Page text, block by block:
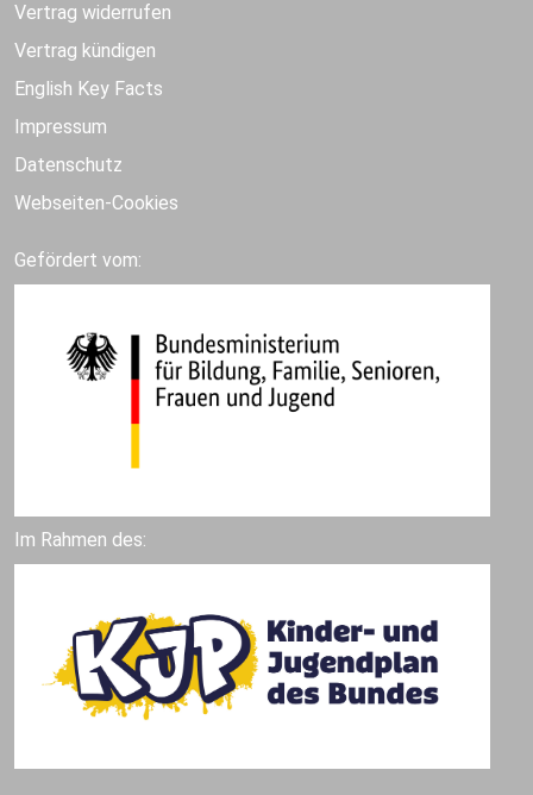
Vertrag widerrufen
Vertrag kündigen
English Key Facts
Impressum
Datenschutz
Webseiten-Cookies
Gefördert vom:
Im Rahmen des: